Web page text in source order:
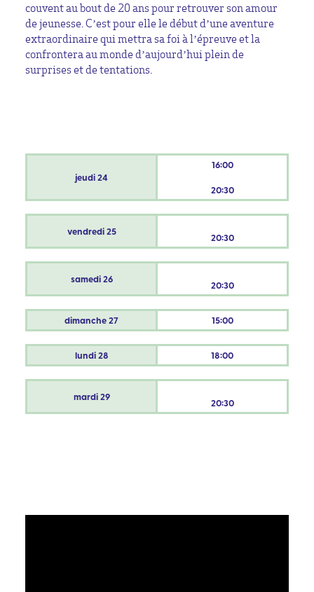
couvent au bout de 20 ans pour retrouver son amour
de jeunesse. C’est pour elle le début d’une aventure
extraordinaire qui mettra sa foi à l’épreuve et la
confrontera au monde d’aujourd’hui plein de
surprises et de tentations.
jeudi24
16:00
20:30
vendredi25 20:30
samedi26 20:30
dimanche27 15:00
lundi28 18:00
mardi29 20:30